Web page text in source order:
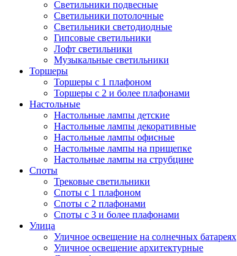
Светильники подвесные
Светильники потолочные
Светильники светодиодные
Гипсовые светильники
Лофт светильники
Музыкальные светильники
Торшеры
Торшеры с 1 плафоном
Торшеры с 2 и более плафонами
Настольные
Настольные лампы детские
Настольные лампы декоративные
Настольные лампы офисные
Настольные лампы на прищепке
Настольные лампы на струбцине
Споты
Трековые светильники
Споты с 1 плафоном
Споты с 2 плафонами
Споты с 3 и более плафонами
Улица
Уличное освещение на солнечных батареях
Уличное освещение архитектурные